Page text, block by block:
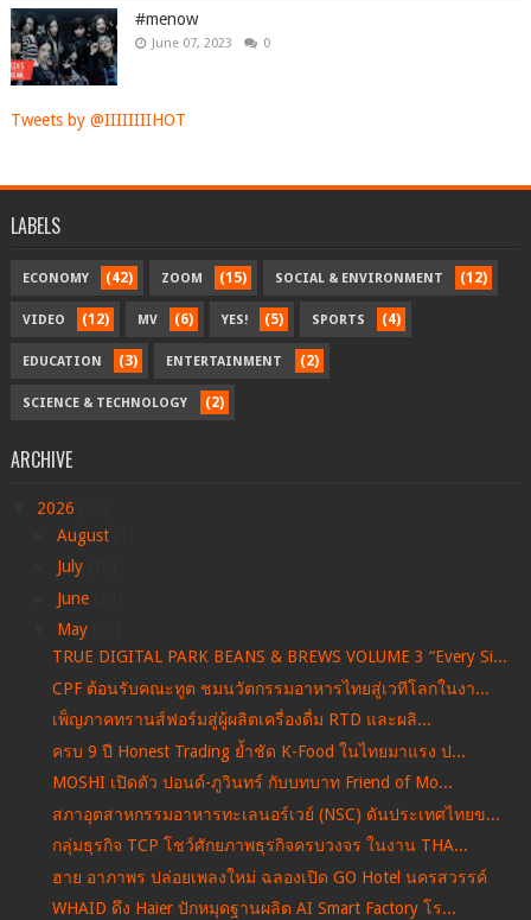
#menow
June 07, 2023 0
Tweets by @IIIIIIIIHOT
LABELS
ECONOMY (42) ZOOM (15) SOCIAL & ENVIRONMENT (12)
VIDEO (12) MV (6) YES! (5) SPORTS (4)
EDUCATION (3) ENTERTAINMENT (2)
SCIENCE & TECHNOLOGY (2)
ARCHIVE
2026
August
July
June
May
TRUE DIGITAL PARK BEANS & BREWS VOLUME 3 “Every Si...
CPF ต้อนรับคณะทูต ชมนวัตกรรมอาหารไทยสู่เวทีโลกในงา...
เพ็ญภาคทรานส์ฟอร์มสู่ผู้ผลิตเครื่องดื่ม RTD และผลิ...
ครบ 9 ปี Honest Trading ย้ำชัด K-Food ในไทยมาแรง ป...
MOSHI เปิดตัว ปอนด์-ภูวินทร์ กับบทบาท Friend of Mo...
สภาอุตสาหกรรมอาหารทะเลนอร์เวย์ (NSC) ดันประเทศไทยข...
กลุ่มธุรกิจ TCP โชว์ศักยภาพธุรกิจครบวงจร ในงาน THA...
ฮาย อาภาพร ปล่อยเพลงใหม่ ฉลองเปิด GO Hotel นครสวรรค์
WHAID ดึง Haier ปักหมุดฐานผลิต AI Smart Factory โร...